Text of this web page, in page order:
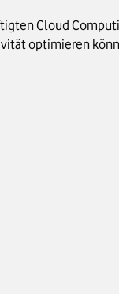
Cloud
optimieren